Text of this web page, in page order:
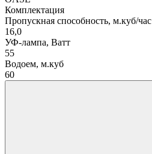
Комплектация
Пропускная способность, м.куб/час
16,0
УФ-лампа, Ватт
55
Водоем, м.куб
60